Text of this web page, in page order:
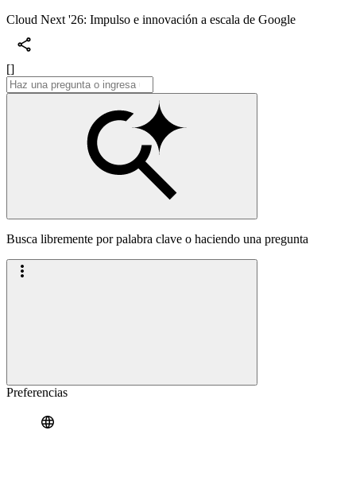
Cloud Next '26: Impulso e innovación a escala de Google
[]
Busca libremente por palabra clave o haciendo una pregunta
Preferencias